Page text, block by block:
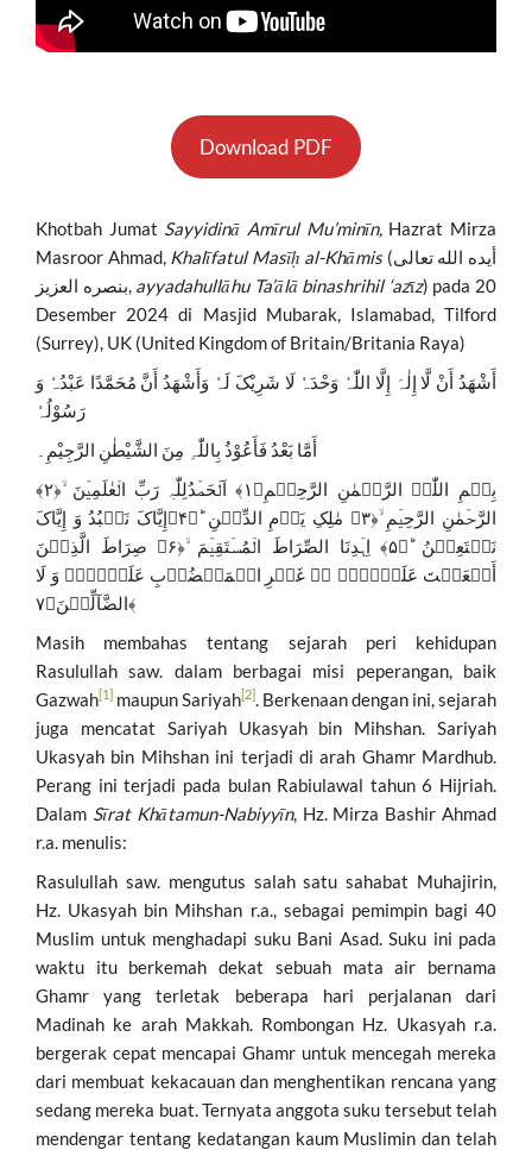
Download PDF
Khotbah Jumat Sayyidinā Amīrul Mu’minīn,Hazrat Mirza
Masroor Ahmad, Khalīfatul Masīḥ al-Khāmis (أيده الله تعالى
بنصره العزيز,ayyadahullāhu Ta’ālā binashrihil ‘azīz) pada 20
Desember 2024 di Masjid Mubarak, Islamabad, Tilford
(Surrey), UK (United Kingdom of Britain/Britania Raya)
أَشْھَدُ أَنْ لَّا إِلٰہَ إِلَّا اللّٰہُ وَحْدَہٗ لَا شَرِيْکَ لَہٗ وَأَشْھَدُ أَنَّ مُحَمَّدًا عَبْدُہٗ وَ
رَسُوْلُہٗ
أَمَّا بَعْدُ فَأَعُوْذُ بِاللّٰہِ مِنَ الشَّيْطٰنِ الرَّجِيْمِ۔
بِسۡمِ اللّٰہِ الرَّحۡمٰنِ الرَّحِیۡمِ﴿۱﴾ اَلۡحَمۡدُلِلّٰہِ رَبِّ الۡعٰلَمِیۡنَ ۙ﴿۲﴾
الرَّحۡمٰنِ الرَّحِیۡمِ ۙ﴿۳﴾ مٰلِکِ یَوۡمِ الدِّیۡنِ ؕ﴿۴﴾إِیَّاکَ نَعۡبُدُ وَ إِیَّاکَ
نَسۡتَعِیۡنُ ؕ﴿۵﴾ اِہۡدِنَا الصِّرَاطَ الۡمُسۡتَقِیۡمَ ۙ﴿۶﴾ صِرَاطَ الَّذِیۡنَ
أَنۡعَمۡتَ عَلَیۡہِمۡ ۬ۙ غَیۡرِ الۡمَغۡضُوۡبِ عَلَیۡہِمۡ وَ لَا
الضَّآلِّیۡنَ﴿۷﴾
Masih membahas tentang sejarah peri kehidupan
Rasulullah saw. dalam berbagai misi peperangan, baik
Gazwah[1] maupun Sariyah[2]. Berkenaan dengan ini, sejarah
juga mencatat Sariyah Ukasyah bin Mihshan. Sariyah
Ukasyah bin Mihshan ini terjadi di arah Ghamr Mardhub.
Perang ini terjadi pada bulan Rabiulawal tahun 6 Hijriah.
Dalam Sīrat Khātamun-Nabiyyīn, Hz. Mirza Bashir Ahmad
r.a. menulis:
Rasulullah saw. mengutus salah satu sahabat Muhajirin,
Hz. Ukasyah bin Mihshan r.a., sebagai pemimpin bagi 40
Muslim untuk menghadapi suku Bani Asad. Suku ini pada
waktu itu berkemah dekat sebuah mata air bernama
Ghamr yang terletak beberapa hari perjalanan dari
Madinah ke arah Makkah. Rombongan Hz. Ukasyah r.a.
bergerak cepat mencapai Ghamr untuk mencegah mereka
dari membuat kekacauan dan menghentikan rencana yang
sedang mereka buat. Ternyata anggota suku tersebut telah
mendengar tentang kedatangan kaum Muslimin dan telah